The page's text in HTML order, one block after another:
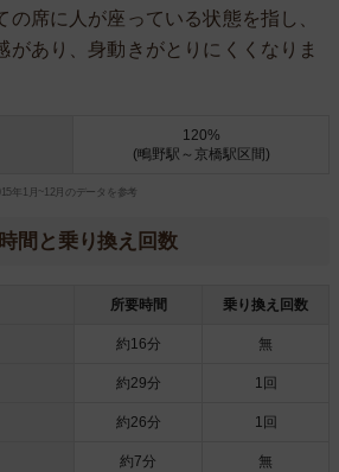
の席に人が座っている状態を指し、
があり、身動きがとりにくくなりま
120%
(鴫野駅～京橋駅区間)
年1月~12月のデータを参考
間と乗り換え回数
所要時間 乗り換え回数
約16分 無
約29分 1回
約26分 1回
約7分 無